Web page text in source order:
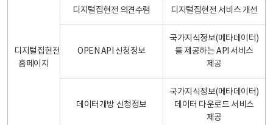
디지털집현전
홈페이지
디지털집현전 의견수렴 디지털집현전 서비스 개선
OPEN API 신청정보
국가지식정보(메타데이터)
를 제공하는 API 서비스
제공
데이터개방 신청정보
국가지식정보(메타데이터)
데이터 다운로드 서비스
제공